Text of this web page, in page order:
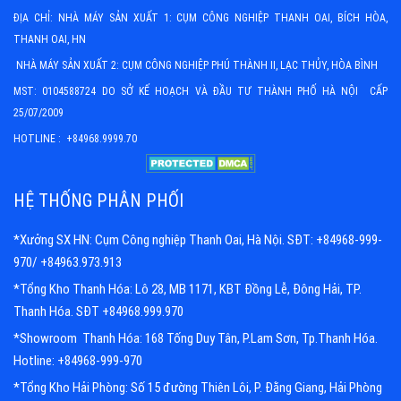
ĐỊA CHỈ: NHÀ MÁY SẢN XUẤT 1: CỤM CÔNG NGHIỆP THANH OAI, BÍCH HÒA,
THANH OAI, HN
NHÀ MÁY SẢN XUẤT 2: CỤM CÔNG NGHIỆP PHÚ THÀNH II, LẠC THỦY, HÒA BÌNH
MST: 0104588724 DO SỞ KẾ HOẠCH VÀ ĐẦU TƯ THÀNH PHỐ HÀ NỘI CẤP
25/07/2009
HOTLINE : +84968.9999.70
HỆ THỐNG PHÂN PHỐI
*Xưởng SX HN: Cụm Công nghiệp Thanh Oai, Hà Nội. SĐT: +84968-999-
970/ +84963.973.913
*Tổng Kho Thanh Hóa: Lô 28, MB 1171, KBT Đồng Lễ, Đông Hải, TP.
Thanh Hóa. SĐT +84968.999.970
*Showroom Thanh Hóa: 168 Tống Duy Tân, P.Lam Sơn, Tp.Thanh Hóa.
Hotline: +84968-999-970
*Tổng Kho Hải Phòng: Số 15 đường Thiên Lôi, P. Đằng Giang, Hải Phòng